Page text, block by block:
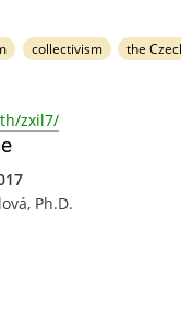
collectivism the
zxil7/
Ph.D.